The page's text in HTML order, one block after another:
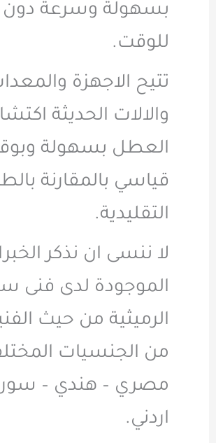
بسهولة وسرعة دون
للوقت.
تتيح الاجهزة
والالات الحديثة
العطل بسهولة
قياسي بالمقارنة
التقليدية.
لا ننسى ان نذكر
الموجودة لدى فنى
الرميثية من حيث
من الجنسيات
مصري – هندي –
اردني.